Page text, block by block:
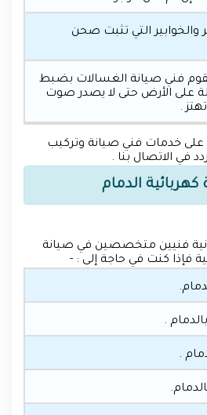
والخوابير التي تثبت صحن
فني صيانة الغسالات بضبط
على الأرض حتى لا يصدر صوت
.
على خدمات فني صيانة وتركيب
في الاتصال بنا .
الدمام
فنيين متخصصين في صيانة
فإذا كنت في حاجة إلى : -
.
.